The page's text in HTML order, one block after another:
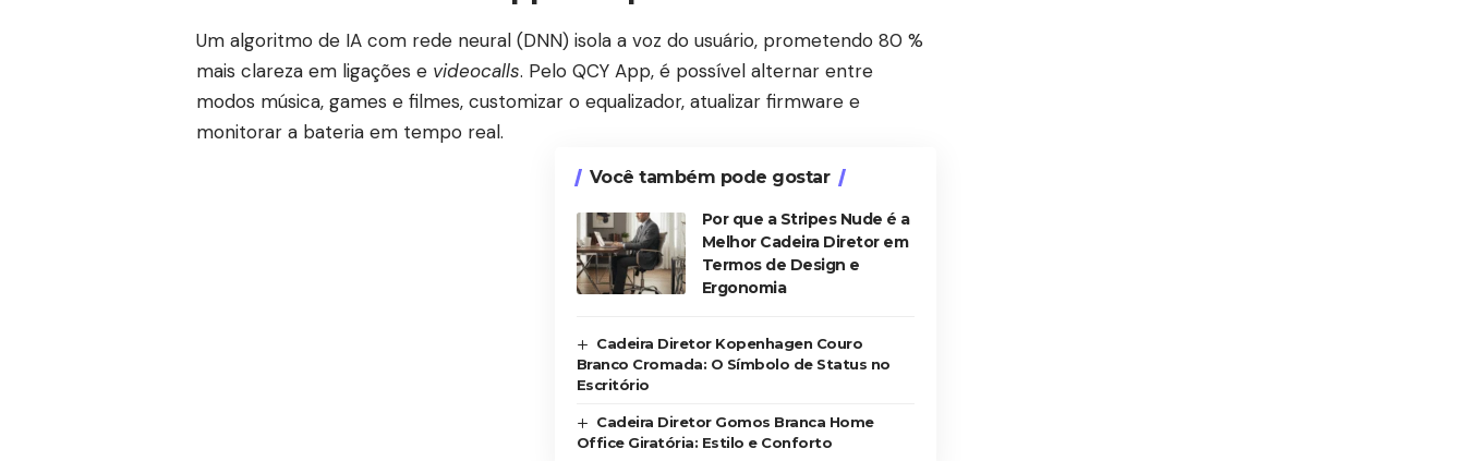
Um algoritmo de IA com rede neural (DNN) isola a voz do usuário, prometendo 80 %
mais clareza em ligações e videocalls. Pelo QCY App, é possível alternar entre
modos música, games e filmes, customizar o equalizador, atualizar firmware e
monitorar a bateria em tempo real.
Você também pode gostar
Por que a Stripes Nude é a
Melhor Cadeira Diretor em
Termos de Design e
Ergonomia
Cadeira Diretor Kopenhagen Couro
Branco Cromada: O Símbolo de Status no
Escritório
Cadeira Diretor Gomos Branca Home
Office Giratória: Estilo e Conforto